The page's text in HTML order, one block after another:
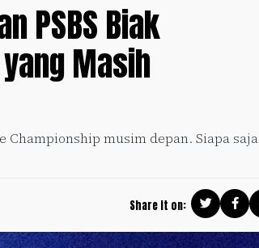
PSBS Biak
Masih
Championship musim depan. Siapa saja
Share it on: